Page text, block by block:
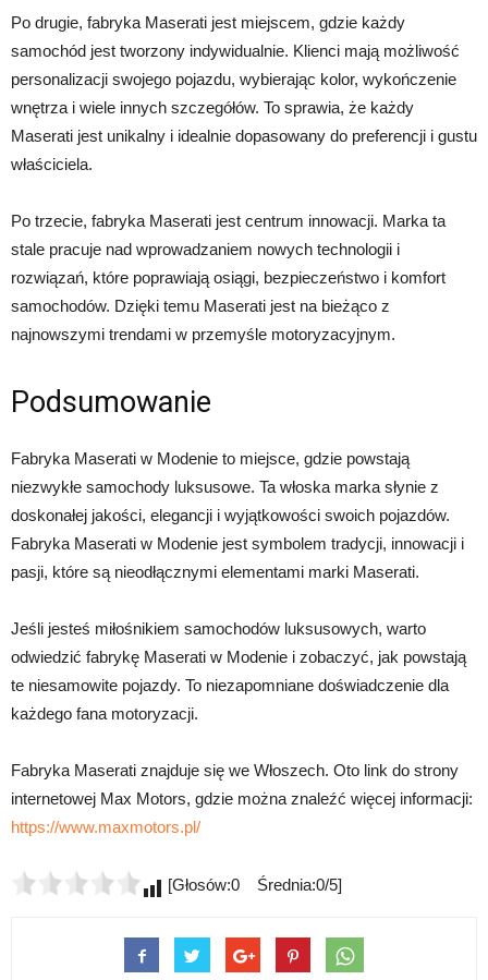
Po drugie, fabryka Maserati jest miejscem, gdzie każdy
samochód jest tworzony indywidualnie. Klienci mają możliwość
personalizacji swojego pojazdu, wybierając kolor, wykończenie
wnętrza i wiele innych szczegółów. To sprawia, że każdy
Maserati jest unikalny i idealnie dopasowany do preferencji i gustu
właściciela.
Po trzecie, fabryka Maserati jest centrum innowacji. Marka ta
stale pracuje nad wprowadzaniem nowych technologii i
rozwiązań, które poprawiają osiągi, bezpieczeństwo i komfort
samochodów. Dzięki temu Maserati jest na bieżąco z
najnowszymi trendami w przemyśle motoryzacyjnym.
Podsumowanie
Fabryka Maserati w Modenie to miejsce, gdzie powstają
niezwykłe samochody luksusowe. Ta włoska marka słynie z
doskonałej jakości, elegancji i wyjątkowości swoich pojazdów.
Fabryka Maserati w Modenie jest symbolem tradycji, innowacji i
pasji, które są nieodłącznymi elementami marki Maserati.
Jeśli jesteś miłośnikiem samochodów luksusowych, warto
odwiedzić fabrykę Maserati w Modenie i zobaczyć, jak powstają
te niesamowite pojazdy. To niezapomniane doświadczenie dla
każdego fana motoryzacji.
Fabryka Maserati znajduje się we Włoszech. Oto link do strony
internetowej Max Motors, gdzie można znaleźć więcej informacji:
https://www.maxmotors.pl/
[Głosów:0 Średnia:0/5]